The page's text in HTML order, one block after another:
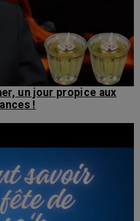
un jour propice aux
!